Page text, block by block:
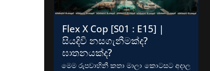
Flex X Cop [S01 : E15] |
සියදිවි නසගැනීමක්ද?
ඝාතනයක්ද?
මෙම රුපවාහිනී කතා මාලා කොටසට අදාල